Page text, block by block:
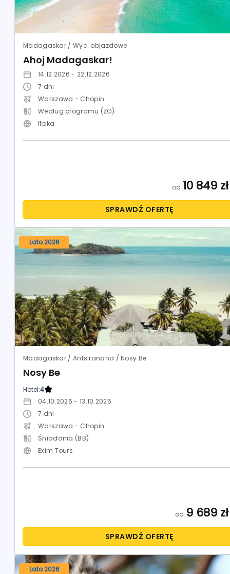
Madagaskar / Wyc. objazdowe
Ahoj Madagaskar!
14.12.2026 - 22.12.2026
7 dni
Warszawa - Chopin
Według programu (ZO)
Itaka
od 10 849 zł
SPRAWDŹ OFERTĘ
Lato 2026
Madagaskar / Antsiranana / Nosy Be
Nosy Be
Hotel:4
04.10.2026 - 13.10.2026
7 dni
Warszawa - Chopin
Śniadania (BB)
Exim Tours
od 9 689 zł
SPRAWDŹ OFERTĘ
Lato 2026